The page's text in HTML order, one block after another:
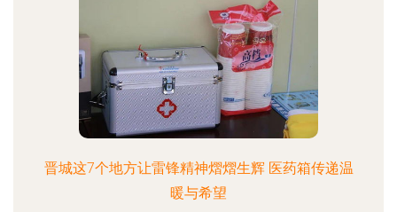
晋城这7个地方让雷锋精神熠熠生辉 医药箱传递温
暖与希望